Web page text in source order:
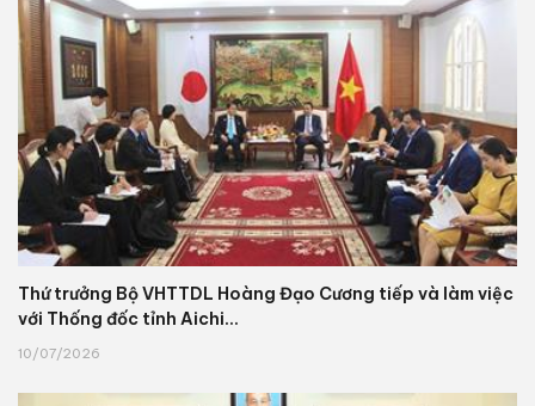
Thứ trưởng Bộ VHTTDL Hoàng Đạo Cương tiếp và làm việc
với Thống đốc tỉnh Aichi...
10/07/2026